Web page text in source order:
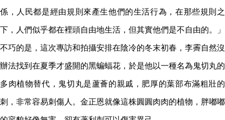
係，人民都是經由規則來產生他們的生活行為，在那些規則之
下，人們似乎都在裡頭自由地生活，但其實他們是不自由的。」
不巧的是，這次專訪和拍攝安排在陰冷的冬末初春，李霽自然沒
辦法找到在夏季才盛開的黑蝙蝠花，於是他以一種名為鬼切丸的
多肉植物替代，鬼切丸是蘆薈的親戚，肥厚的葉部布滿粗壯的
刺，非常容易刺傷人。金正恩就像這株圓圓肉肉的植物，胖嘟嘟